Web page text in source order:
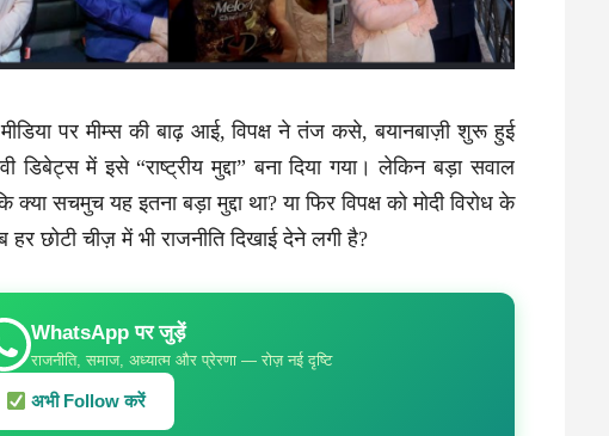
पर मीम्स की बाढ़ आई, विपक्ष ने तंज कसे, बयानबाज़ी शुरू हुई
डिबेट्स में इसे “राष्ट्रीय मुद्दा” बना दिया गया। लेकिन बड़ा सवाल
क्या सचमुच यह इतना बड़ा मुद्दा था? या फिर विपक्ष को मोदी विरोध के
हर छोटी चीज़ में भी राजनीति दिखाई देने लगी है?
WhatsApp पर जुड़ें
राजनीति, समाज, अध्यात्म और प्रेरणा — रोज़ नई दृष्टि
अभी Follow करें